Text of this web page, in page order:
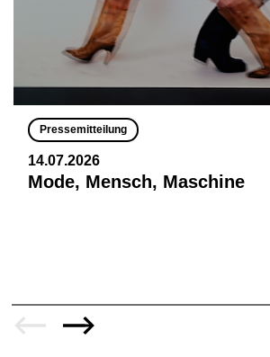
Pressemitteilung
14.07.2026
Mode, Mensch, Maschine